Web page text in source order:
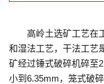
高岭土选矿工艺在工
和湿法工艺，干法工艺
矿经过锤式破碎机碎至
小到6.35mm，笼式破